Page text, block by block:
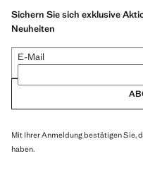
Sichern Sie sich exklusive
Neuheiten
E-Mail
Mit Ihrer Anmeldung bestätigen Sie,
haben.